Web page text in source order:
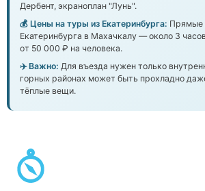
Дербент, экраноплан "Лунь".
💰 Цены на туры из Екатеринбурга: Прямые
Екатеринбурга в Махачкалу — около 3
от 50 000 ₽ на человека.
✈️ Важно: Для въезда нужен только
горных районах может быть прохладно
тёплые вещи.